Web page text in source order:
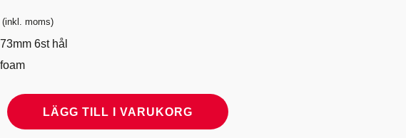
(inkl. moms)
6st hål
LÄGG TILL I VARUKORG